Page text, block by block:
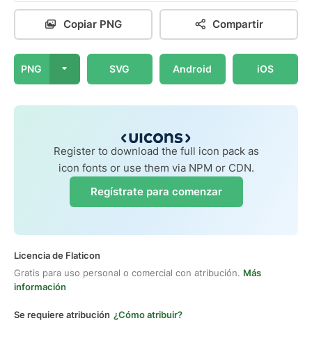
Copiar PNG Compartir
PNG SVG Android iOS
Register to download the full icon pack as
icon fonts or use them via NPM or CDN.
Regístrate para comenzar
Licencia de Flaticon
Gratis para uso personal o comercial con atribución. Más
información
Se requiere atribución ¿Cómo atribuir?